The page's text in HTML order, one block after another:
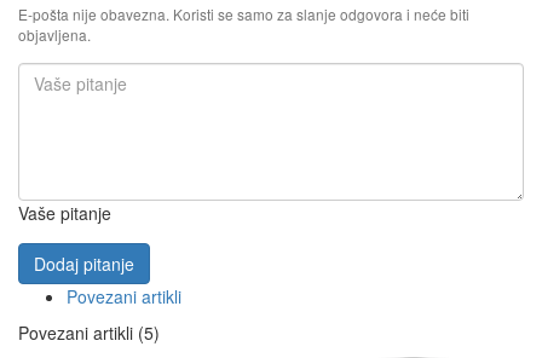
E-pošta nije obavezna. Koristi se samo za slanje odgovora i neće biti
objavljena.
Vaše pitanje
Dodaj pitanje
Povezani artikli
Povezani artikli (5)